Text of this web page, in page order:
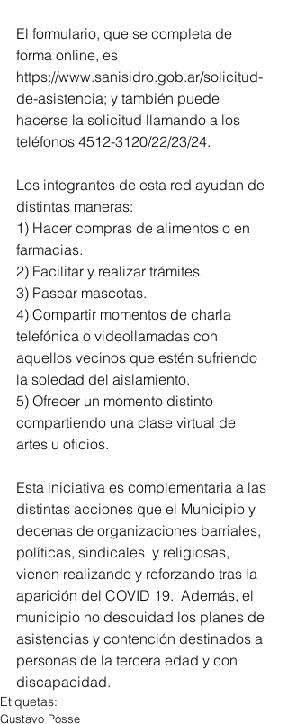
El formulario, que se completa de
forma online, es
https://www.sanisidro.gob.ar/solicitud-
de-asistencia; y también puede
hacerse la solicitud llamando a los
teléfonos 4512-3120/22/23/24.
Los integrantes de esta red ayudan de
distintas maneras:
1) Hacer compras de alimentos o en
farmacias.
2) Facilitar y realizar trámites.
3) Pasear mascotas.
4) Compartir momentos de charla
telefónica o videollamadas con
aquellos vecinos que estén sufriendo
la soledad del aislamiento.
5) Ofrecer un momento distinto
compartiendo una clase virtual de
artes u oficios.
Esta iniciativa es complementaria a las
distintas acciones que el Municipio y
decenas de organizaciones barriales,
políticas, sindicales  y religiosas,
vienen realizando y reforzando tras la
aparición del COVID 19.  Además, el
municipio no descuidad los planes de
asistencias y contención destinados a
personas de la tercera edad y con
discapacidad.
Etiquetas:
Gustavo Posse